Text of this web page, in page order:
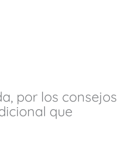
por los consejos
que